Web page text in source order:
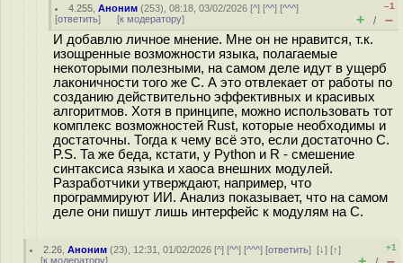
4.255 ,Аноним (253), 08:18, 03/02/2026 [^] [^^] [^^^]
[ответить] [к модератору]
–1
+ / –
И добавлю личное мнение. Мне он не нравится, т.к.
изощренные возможности языка, полагаемые
некоторыми полезными, на самом деле идут в ущерб
лаконичности того же С. А это отвлекает от работы по
созданию действительно эффективных и красивых
алгоритмов. Хотя в принципе, можно использовать тот
комплекс возможностей Rust, которые необходимы и
достаточны. Тогда к чему всё это, если достаточно С.
P.S. Та же беда, кстати, у Python и R - смешение
синтаксиса языка и хаоса внешних модулей.
Разработчики утверждают, например, что
программируют ИИ. Анализ показывает, что на самом
деле они пишут лишь интерфейс к модулям на С.
2.26 ,Аноним (23), 12:31, 01/02/2026 [^] [^^] [^^^] [ответить][↓] [↑]
[к модератору]
+1